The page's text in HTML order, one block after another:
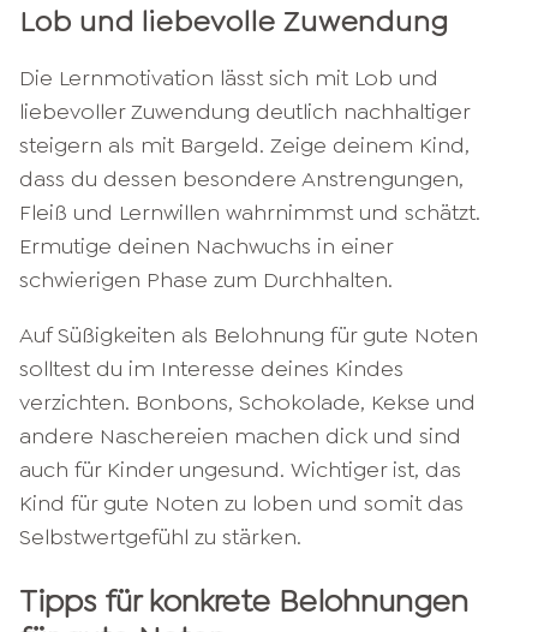
Lob und liebevolle Zuwendung
Die Lernmotivation lässt sich mit Lob und
liebevoller Zuwendung deutlich nachhaltiger
steigern als mit Bargeld. Zeige deinem Kind,
dass du dessen besondere Anstrengungen,
Fleiß und Lernwillen wahrnimmst und schätzt.
Ermutige deinen Nachwuchs in einer
schwierigen Phase zum Durchhalten.
Auf Süßigkeiten als Belohnung für gute Noten
solltest du im Interesse deines Kindes
verzichten. Bonbons, Schokolade, Kekse und
andere Naschereien machen dick und sind
auch für Kinder ungesund. Wichtiger ist, das
Kind für gute Noten zu loben und somit das
Selbstwertgefühl zu stärken.
Tipps für konkrete Belohnungen